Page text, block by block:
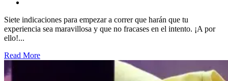
Siete indicaciones para empezar a correr que harán que tu
experiencia sea maravillosa y que no fracases en el intento. ¡A por
ello!...
Read More